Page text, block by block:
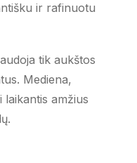
ir rafinuotu
tik aukštos
Mediena,
laikantis amžius